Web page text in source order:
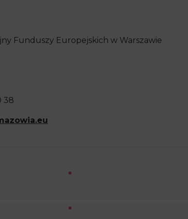
Funduszy Europejskich w Warszawie
38